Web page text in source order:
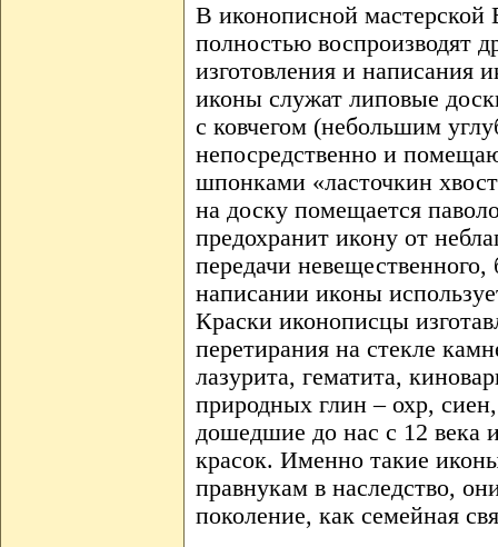
В иконописной мастерской
полностью воспроизводят
изготовления и написания
иконы служат липовые
с ковчегом (небольшим
непосредственно и
шпонками «ласточкин
на доску помещается
предохранит икону от
передачи невещественного,
написании иконы
Краски иконописцы
перетирания на стекле
лазурита, гематита,
природных глин – охр,
дошедшие до нас с 12 века
красок. Именно такие
правнукам в наследство,
поколение, как семейная